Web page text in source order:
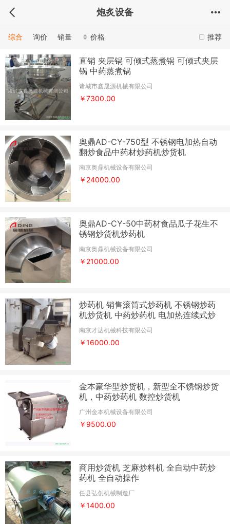
炮炙设备
推荐
综合 询价 销量 价格
直销 夹层锅 可倾式蒸煮锅 可倾式夹层
锅 中药蒸煮锅
诸城市鑫晟源机械有限公司
￥7300.00
奥鼎AD-CY-750型 不锈钢电加热自动
翻炒食品中药材炒药机炒货机
南京奥鼎机械设备有限公司
￥24000.00
奥鼎AD-CY-50中药材食品瓜子花生不
锈钢炒货机炒药机
南京奥鼎机械设备有限公司
￥21000.00
炒药机 销售滚筒式炒药机 不锈钢炒药
机炒货机 中药炒药机 电加热连续式炒
药机 炒药机生产厂家
南京才达机械科技有限公司
￥16000.00
金本豪华型炒货机，新型全不锈钢炒货
机，中药炒药机 数控炒货机
广州金本机械设备有限公司
￥9500.00
商用炒货机 芝麻炒料机 全自动中药炒
药机 全自动操作
任县弘创机械制造厂
￥1400.00